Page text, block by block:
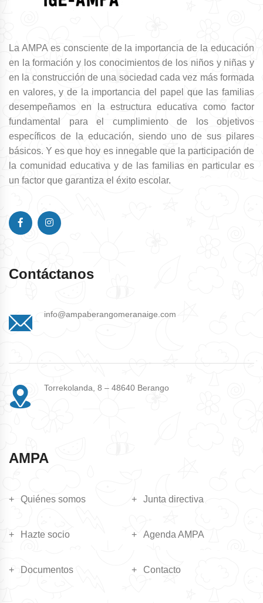
La AMPA es consciente de la importancia de la educación
en la formación y los conocimientos de los niños y niñas y
en la construcción de una sociedad cada vez más formada
en valores, y de la importancia del papel que las familias
desempeñamos en la estructura educativa como factor
fundamental para el cumplimiento de los objetivos
específicos de la educación, siendo uno de sus pilares
básicos. Y es que hoy es innegable que la participación de
la comunidad educativa y de las familias en particular es
un factor que garantiza el éxito escolar.
AMPA
Quiénes somos Junta directiva
Hazte socio Agenda AMPA
Documentos Contacto
Contáctanos
info@ampaberangomeranaige.com
Torrekolanda, 8 – 48640 Berango